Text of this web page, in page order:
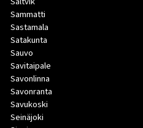
Sammatti
Sastamala
Satakunta
Sauvo
Savitaipale
Savonlinna
Savonranta
Savukoski
Seinäjoki